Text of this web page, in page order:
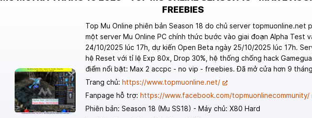
FREEBIES
Top Mu Online phiên bản Season 18 do chủ server topmuonline.net
một server Mu Online PC chính thức bước vào giai đoạn Alpha Test
24/10/2025 lúc 17h, dự kiến Open Beta ngày 25/10/2025 lúc 17h.
hệ Reset với tỉ lệ Exp 80x, Drop 30%, hệ thống chống hack
điểm nổi bật: Max 2 accpc - no vip - freebies. Đã mở cửa hơn 9
Trang chủ: https://www.topmuonline.net/
Fanpage hỗ trợ: https://www.facebook.com/topmuonlinecommunity/
Phiên bản: Season 18 (Mu SS18) - Máy chủ: X80 Hard